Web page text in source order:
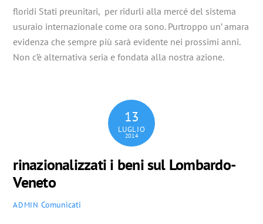
floridi Stati preunitari, per ridurli alla mercé del sistema
usuraio internazionale come ora sono. Purtroppo un’ amara
evidenza che sempre più sarà evidente nei prossimi anni.
Non c’è alternativa seria e fondata alla nostra azione.
13
LUGLIO
2014
rinazionalizzati i beni sul Lombardo-
Veneto
ADMIN Comunicati